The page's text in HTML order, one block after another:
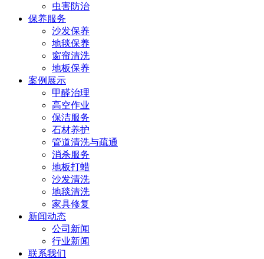
虫害防治
保养服务
沙发保养
地毯保养
窗帘清洗
地板保养
案例展示
甲醛治理
高空作业
保洁服务
石材养护
管道清洗与疏通
消杀服务
地板打蜡
沙发清洗
地毯清洗
家具修复
新闻动态
公司新闻
行业新闻
联系我们